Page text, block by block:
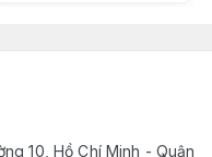
10, Hồ Chí Minh - Quận